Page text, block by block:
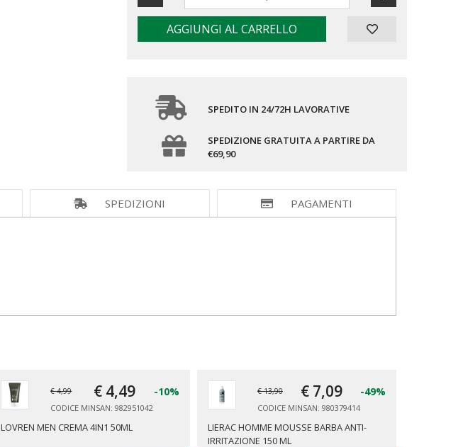
AGGIUNGI AL CARRELLO
SPEDITO IN 24/72H LAVORATIVE
SPEDIZIONE GRATUITA A PARTIRE DA
€69,90
SPEDIZIONI PAGAMENTI
€ 4,99 € 4,49 -10%
CODICE MINSAN: 982951042
LOVREN MEN CREMA 4IN1 50ML
€ 13,90 € 7,09 -49%
CODICE MINSAN: 980379414
LIERAC HOMME MOUSSE BARBA ANTI-
IRRITAZIONE 150 ML